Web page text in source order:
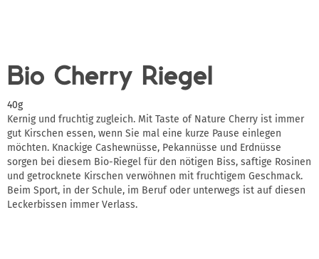
Bio Cherry Riegel
40g
Kernig und fruchtig zugleich. Mit Taste of Nature Cherry ist immer
gut Kirschen essen, wenn Sie mal eine kurze Pause einlegen
möchten. Knackige Cashewnüsse, Pekannüsse und Erdnüsse
sorgen bei diesem Bio-Riegel für den nötigen Biss, saftige Rosinen
und getrocknete Kirschen verwöhnen mit fruchtigem Geschmack.
Beim Sport, in der Schule, im Beruf oder unterwegs ist auf diesen
Leckerbissen immer Verlass.